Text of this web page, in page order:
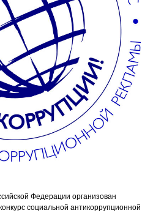
Федерации организован
социальной антикоррупционной